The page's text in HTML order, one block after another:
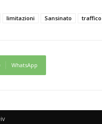
limitazioni Sansinato traffico
WhatsApp